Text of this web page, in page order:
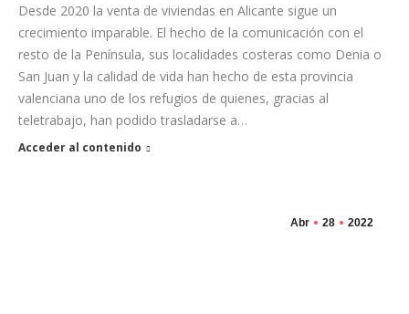
Desde 2020 la venta de viviendas en Alicante sigue un
crecimiento imparable. El hecho de la comunicación con el
resto de la Península, sus localidades costeras como Denia o
San Juan y la calidad de vida han hecho de esta provincia
valenciana uno de los refugios de quienes, gracias al
teletrabajo, han podido trasladarse a…
Acceder al contenido
Abr 28 2022